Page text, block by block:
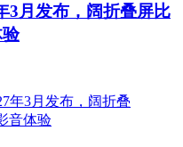
3月发布，阔折叠屏比